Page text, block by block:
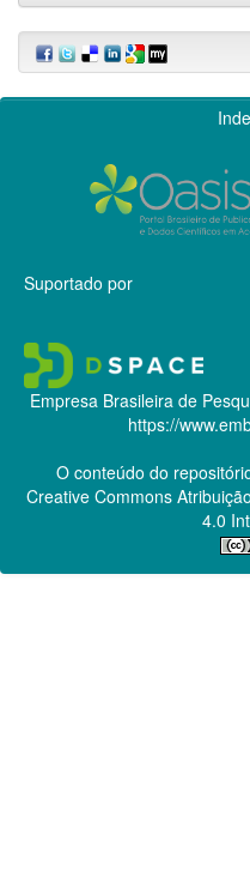
Suportado por
Empresa Brasileira de
https://
O conteúdo do
Creative Commons
4.0